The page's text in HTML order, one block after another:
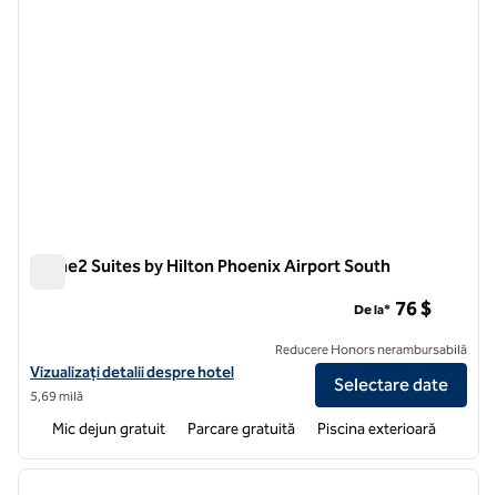
Home2 Suites by Hilton Phoenix Airport South
Vizualizați detaliile hotelului pentru Home2 Suites by Hilton Phoenix
Vizualizați detalii despre hotel
5,69 milă
De la* 76 $
Reducere Honors nerambursabilă
Selectare date
Mic dejun gratuit Parcare gratuită Piscina exterioară
1 din 12